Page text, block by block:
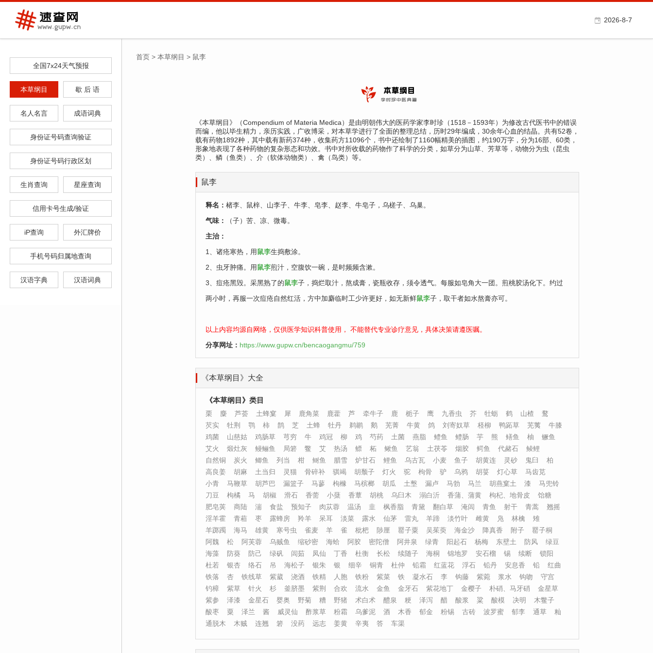
2026-8-7
全国7x24天气预报
本草纲目 歇 后 语
名人名言 成语词典
身份证号码查询验证
身份证号码行政区划
生肖查询 星座查询
信用卡号生成/验证
iP查询 外汇牌价
手机号码归属地查询
汉语字典 汉语词典
首页 > 本草纲目 > 鼠李
《本草纲目》（Compendium of Materia Medica）是由明朝伟大的医药学家李时珍（1518－1593年）为修改古代医书中的错误
而编，他以毕生精力，亲历实践，广收博采，对本草学进行了全面的整理总结，历时29年编成，30余年心血的结晶。共有52卷，
载有药物1892种，其中载有新药374种，收集药方11096个，书中还绘制了1160幅精美的插图，约190万字，分为16部、60类，
形象地表现了各种药物的复杂形态和功效。书中对所收载的药物作了科学的分类，如草分为山草、芳草等，动物分为虫（昆虫
类）、鳞（鱼类）、介（软体动物类）、禽（鸟类）等。
鼠李
释名： 楮李、鼠梓、山李子、牛李、皂李、赵李、牛皂子，乌槎子、乌巢。
气味：
（子）苦、凉、微毒。
主治：
1、诸疮寒热，用鼠李生捣敷涂。
2、虫牙肿痛。用鼠李煎汁，空腹饮一碗，是时频频含漱。
3、痘疮黑毁。采黑熟了的鼠李子，捣烂取汁，熬成膏，瓷瓶收存，须令透气。每服如皂角大一团。煎桃胶汤化下。约过
两小时，再服一次痘疮自然红活，方中加麝临时工少许更好，如无新鲜鼠李子，取干者如水熬膏亦可。
以上内容均源自网络，仅供医学知识科普使用， 不能替代专业诊疗意见，具体决策请遵医嘱。
分享网址： https://www.gupw.cn/bencaogangmu/759
《本草纲目》大全
《本草纲目》类目
栗 麋 芦荟 土蜂窠 犀 鹿角菜 鹿藿 芦 牵牛子 鹿 栀子 鹰 九香虫 芥 牡蛎 鹤 山楂
鹜
芡实
牡荆 鹗 柿 鹊 芝 土蜂 牡丹 鹈鹕 鹅 芜菁 牛黄 鸽 刘寄奴草 柽柳 鸭跖草 芜荑
牛膝
鸡菌
山慈姑 鸡肠草 芎穷 牛 鸡冠 柳 鸡 芍药 土菌 燕脂 鳢鱼 鳢肠 芋 熊 鳝鱼 柚
鳜鱼
艾火
煅灶灰 鳗鲡鱼 局箬 鳖 艾 热汤 鳔 柘 鳅鱼 艺翁 土茯苓 烟胶 鳄鱼 代赭石
鲮鲤
自然铜
炭火 鲫鱼 列当 柑 鲥鱼 腊雪 炉甘石 鲤鱼 乌古瓦 小麦 鱼子 胡黄连 灵砂 鬼臼
柏
高良姜
胡麻 土当归 灵猫 骨碎补 骐竭 胡颓子 灯火 驼 枸骨 驴 乌鸦 胡荽 灯心草
马齿苋
小青
马鞭草 胡芦巴 漏篮子 马蓼 枸橼 马槟榔 胡瓜 土墼 漏卢 马勃 马兰 胡燕窠土 漆
马兜铃
刀豆
枸橘 马 胡椒 滑石 香薷 小蘖 香蕈 胡桃 乌臼木 溺白沂 香蒲、蒲黄 枸杞、地骨皮
饴糖
肥皂荚
商陆 湍 食盐 预知子 肉苁蓉 温汤 韭 枫香脂 青黛 翻白草 淹闾 青鱼 射干 青蒿
翘摇
淫羊霍
青葙 枣 露蜂房 羚羊 呆耳 淡菜 露水 仙茅 雷丸 羊蹄 淡竹叶 雌黄 凫 林檎
雉
羊踯躅
海马 雄黄 寒号虫 雀麦 羊 雀 枇杷 陟厘 罂子粟 吴茱萸 海金沙 降真香 附子
罂子桐
阿魏
松 阿芙蓉 乌贼鱼 缩砂密 海蛤 阿胶 密陀僧 阿井泉 绿青 阳起石 杨梅 东壁土 防风
绿豆
海藻
防葵 防己 绿矾 闾茹 凤仙 丁香 杜衡 长松 续随子 海桐 锦地罗 安石榴 锡 续断
锁阳
杜若
银杏 络石 吊 海松子 银朱 银 细辛 铜青 杜仲 铅霜 红蓝花 浮石 铅丹 安息香 铅
红曲
铁落
杏 铁线草 紫葳 浇酒 铁精 人胞 铁粉 紫菜 铁 凝水石 李 钩藤 紫菀 浆水 钩吻
守宫
钓樟
紫草 针火 杉 釜脐墨 紫荆 合欢 流水 金鱼 金牙石 紫花地丁 金樱子 朴硝、马牙硝
金星草
紫参
泽漆 金星石 婴奥 野菊 糟 野猪 术白术 醴泉 粳 泽泻 醋 酸浆 粱 酸模 决明
木鳖子
酸枣
粟 泽兰 酱 威灵仙 酢浆草 粉霜 乌爹泥 酒 木香 郁金 粉锡 古砖 波罗蜜 郁李 通草
籼
通脱木
木贼 连翘 箬 没药 远志 姜黄 辛夷 答 车渠